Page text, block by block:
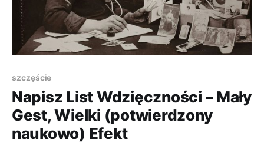
szczęście
Napisz List Wdzięczności – Mały
Gest, Wielki (potwierdzony
naukowo) Efekt